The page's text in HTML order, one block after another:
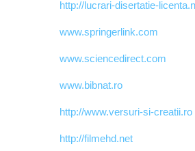
http://lucrari-disertatie-
www.springerlink.com
www.sciencedirect.com
www.bibnat.ro
http://www.versuri-si-creatii.ro
http://filmehd.net